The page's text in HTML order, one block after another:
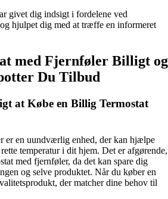
givet dig indsigt i fordelene ved
hjulpet dig med at træffe en informeret
med Fjernføler Billigt og
Du Tilbud
at Købe en Billig Termostat
er en uundværlig enhed, der kan hjælpe
temperatur i dit hjem. Det er afgørende,
med fjernføler, da det kan spare dig
og selve produktet. Når du køber en
der matcher dine behov til